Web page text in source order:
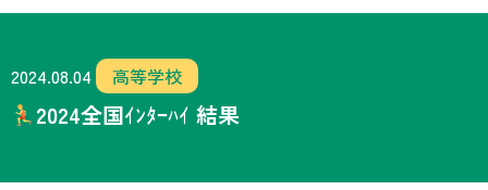
卒業生メッセージ
2024.08.04 高等学校
2024全国ｲﾝﾀｰﾊｲ 結果